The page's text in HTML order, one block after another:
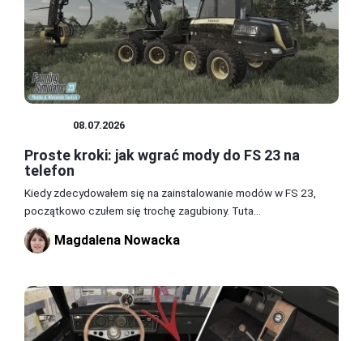
08.07.2026
Proste kroki: jak wgrać mody do FS 23 na
telefon
Kiedy zdecydowałem się na zainstalowanie modów w FS 23,
początkowo czułem się trochę zagubiony. Tuta...
Magdalena Nowacka